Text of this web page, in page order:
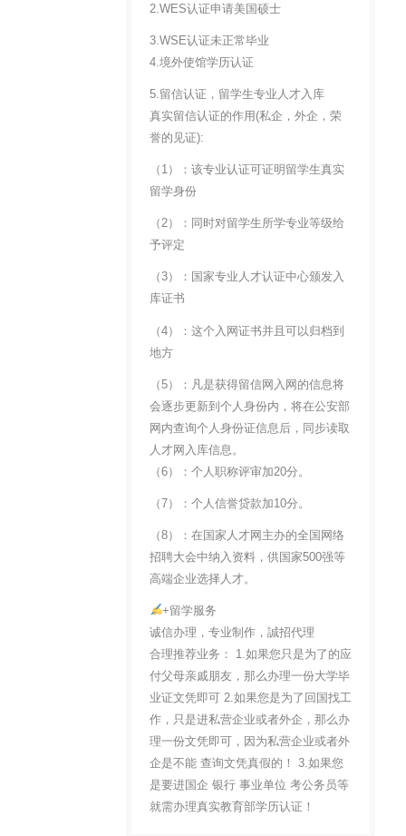
2.WES认证申请美国硕士
3.WSE认证未正常毕业
4.境外使馆学历认证
5.留信认证，留学生专业人才入库
真实留信认证的作用(私企，外企，荣
誉的见证):
（1）：该专业认证可证明留学生真实
留学身份
（2）：同时对留学生所学专业等级给
予评定
（3）：国家专业人才认证中心颁发入
库证书
（4）：这个入网证书并且可以归档到
地方
（5）：凡是获得留信网入网的信息将
会逐步更新到个人身份内，将在公安部
网内查询个人身份证信息后，同步读取
人才网入库信息。
（6）：个人职称评审加20分。
（7）：个人信誉贷款加10分。
（8）：在国家人才网主办的全国网络
招聘大会中纳入资料，供国家500强等
高端企业选择人才。
+留学服务
诚信办理，专业制作，誠招代理
合理推荐业务： 1.如果您只是为了的应
付父母亲戚朋友，那么办理一份大学毕
业证文凭即可 2.如果您是为了回国找工
作，只是进私营企业或者外企，那么办
理一份文凭即可，因为私营企业或者外
企是不能 查询文凭真假的！ 3.如果您
是要进国企 银行 事业单位 考公务员等
就需办理真实教育部学历认证！